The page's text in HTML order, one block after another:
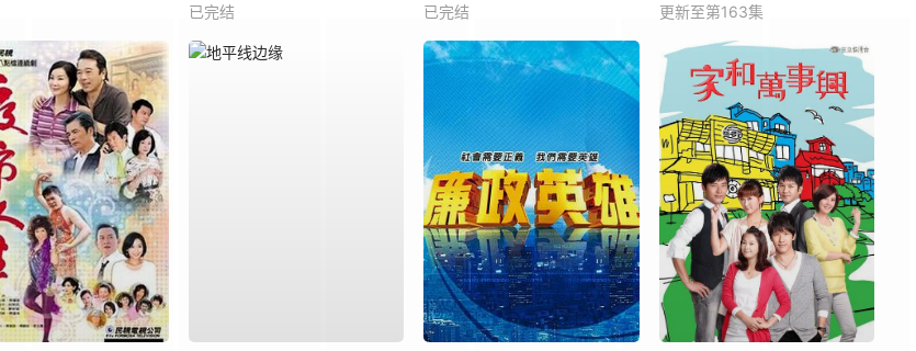
已完结
已完结
更新至第163集